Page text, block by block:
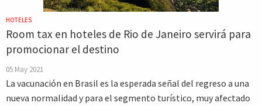
HOTELES
Room tax en hoteles de Rio de Janeiro servirá para
promocionar el destino
05 May 2021
La vacunación en Brasil es la esperada señal del regreso a una
nueva normalidad y para el segmento turístico, muy afectado